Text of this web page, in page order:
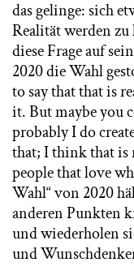
das gelinge: sich
Realität werden zu
diese Frage auf
2020 die Wahl
to say that that is
it. But maybe you
probably I do
that; I think that is
people that love
Wahl“ von 2020
anderen Punkten
und wiederholen
und